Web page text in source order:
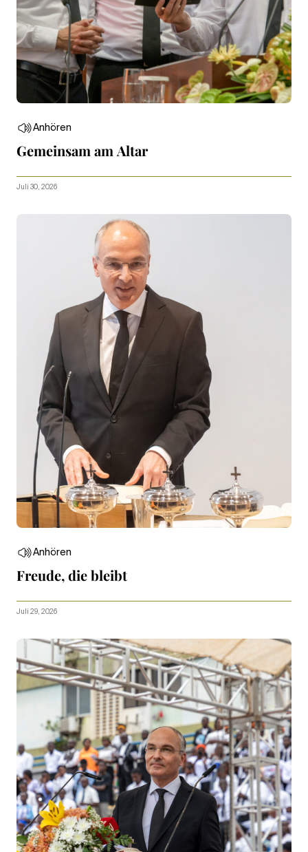
Anhören
Gemeinsam am Altar
Juli 30, 2026
Anhören
Freude, die bleibt
Juli 29, 2026